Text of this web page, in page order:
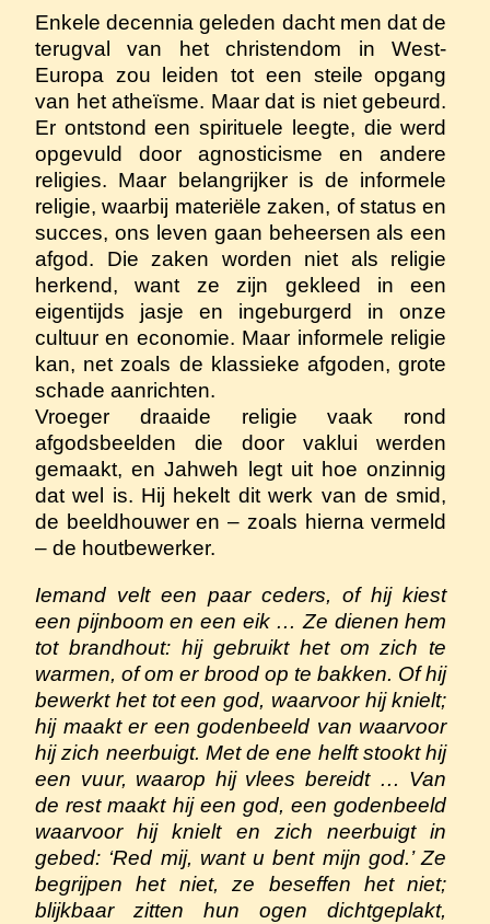
Enkele decennia geleden dacht men dat de
terugval van het christendom in West-
Europa zou leiden tot een steile opgang
van het atheïsme. Maar dat is niet gebeurd.
Er ontstond een spirituele leegte, die werd
opgevuld door agnosticisme en andere
religies. Maar belangrijker is de informele
religie, waarbij materiële zaken, of status en
succes, ons leven gaan beheersen als een
afgod. Die zaken worden niet als religie
herkend, want ze zijn gekleed in een
eigentijds jasje en ingeburgerd in onze
cultuur en economie. Maar informele religie
kan, net zoals de klassieke afgoden, grote
schade aanrichten.
Vroeger draaide religie vaak rond
afgodsbeelden die door vaklui werden
gemaakt, en Jahweh legt uit hoe onzinnig
dat wel is. Hij hekelt dit werk van de smid,
de beeldhouwer en – zoals hierna vermeld
– de houtbewerker.
Iemand velt een paar ceders, of hij kiest
een pijnboom en een eik … Ze dienen hem
tot brandhout: hij gebruikt het om zich te
warmen, of om er brood op te bakken. Of hij
bewerkt het tot een god, waarvoor hij knielt;
hij maakt er een godenbeeld van waarvoor
hij zich neerbuigt. Met de ene helft stookt hij
een vuur, waarop hij vlees bereidt … Van
de rest maakt hij een god, een godenbeeld
waarvoor hij knielt en zich neerbuigt in
gebed: ‘Red mij, want u bent mijn god.’ Ze
begrijpen het niet, ze beseffen het niet;
blijkbaar zitten hun ogen dichtgeplakt,